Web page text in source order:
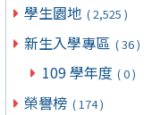
學生園地 ( 2,525 )
新生入學專區 ( 36 )
109 學年度 ( 0 )
榮譽榜 ( 174 )